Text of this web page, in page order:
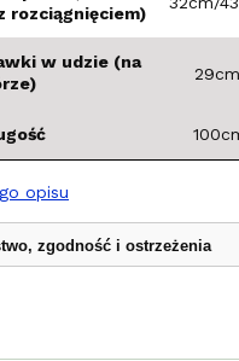
rozciągnięciem)
w udzie (na
29cm
opisu
zgodność i ostrzeżenia